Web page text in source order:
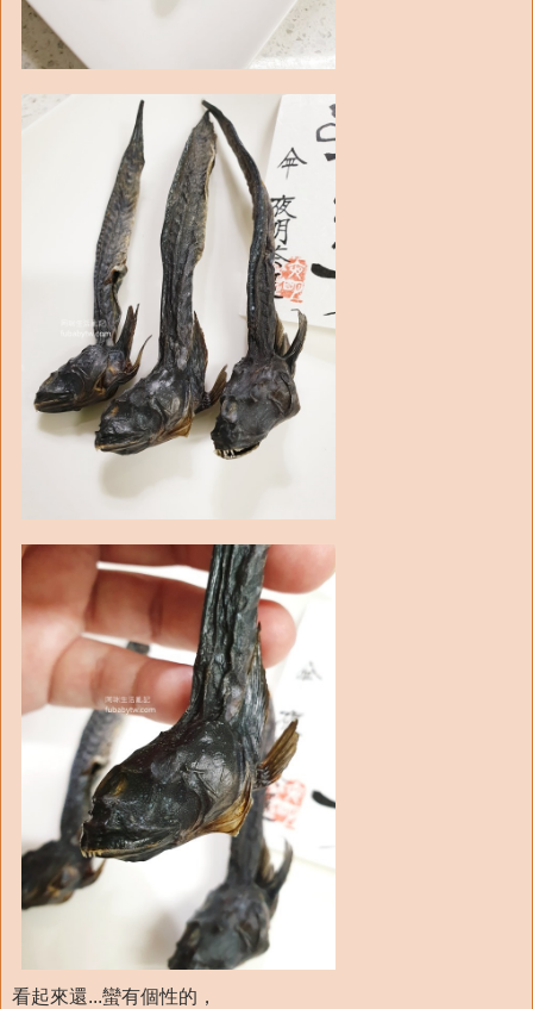
看起來還...蠻有個性的，